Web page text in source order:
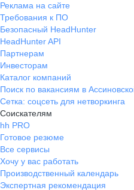
Реклама на сайте
Требования к ПО
Безопасный HeadHunter
HeadHunter API
Партнерам
Инвесторам
Каталог компаний
Поиск по вакансиям в
Сетка: соцсеть для нетворкинга
Соискателям
hh PRO
Готовое резюме
Все сервисы
Хочу у вас работать
Производственный календарь
Экспертная рекомендация